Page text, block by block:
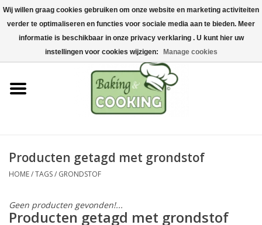
Home
Bak-& kookgerei
Machines & onderdelen
Chocolade & ijsbereiding
Hygiëne & opslag
Grondstoffen & Presentatie
Producten getagd met grondstof
HOME/TAGS/ GRONDSTOF
Geen producten gevonden!...
Producten getagd met grondstof
Wij willen graag cookies gebruiken om onze website en marketing activiteiten
verder te optimaliseren en functies voor sociale media aan te bieden. Meer
informatie is beschikbaar in onze privacy verklaring . U kunt hier uw
instellingen voor cookies wijzigen:
Manage cookies